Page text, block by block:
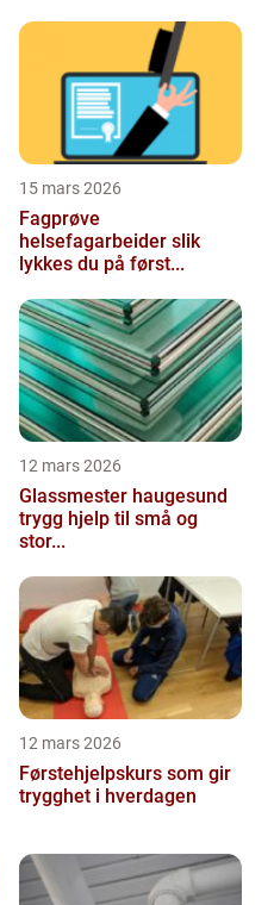
15 mars 2026
Fagprøve
helsefagarbeider slik
lykkes du på først...
12 mars 2026
Glassmester haugesund
trygg hjelp til små og
stor...
12 mars 2026
Førstehjelpskurs som gir
trygghet i hverdagen